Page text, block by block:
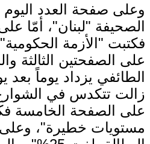
وعلى صفحة العدد اليوم
الصحيفة "لبنان"، أمّا
فكتبت "الأزمة
على الصفحتين الثالثة
الطائفي يزداد يوماً بعد
زالت تتكدس في
على الصفحة الخامسة
مستويات خطيرة"،